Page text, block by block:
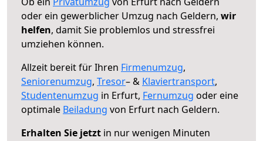
oder ein gewerblicher Umzug nach Geldern, wir
helfen, damit Sie problemlos und stressfrei
umziehen können.
Allzeit bereit für Ihren Firmenumzug,
Seniorenumzug, Tresor– & Klaviertransport,
Studentenumzug in Erfurt, Fernumzug oder eine
optimale Beiladung von Erfurt nach Geldern.
Erhalten Sie jetzt in nur wenigen Minuten